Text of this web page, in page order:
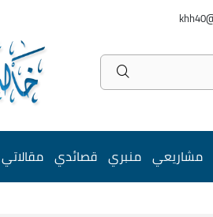
مشاريعي منبري قصائدي مقالاتي